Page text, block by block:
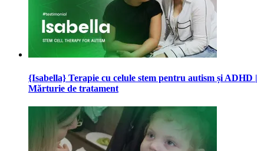
{Isabella} Terapie cu celule stem pentru autism și ADHD |
Mărturie de tratament